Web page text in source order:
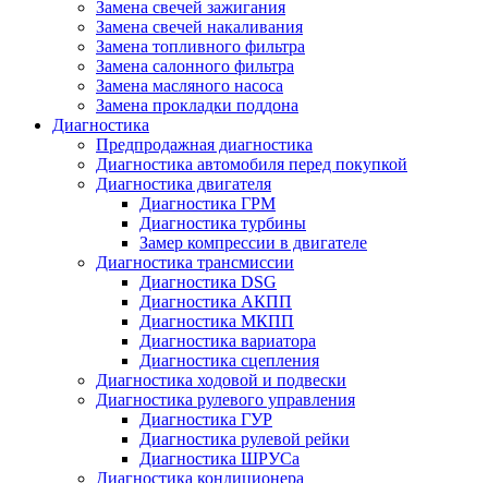
Замена свечей зажигания
Замена свечей накаливания
Замена топливного фильтра
Замена салонного фильтра
Замена масляного насоса
Замена прокладки поддона
Диагностика
Предпродажная диагностика
Диагностика автомобиля перед покупкой
Диагностика двигателя
Диагностика ГРМ
Диагностика турбины
Замер компрессии в двигателе
Диагностика трансмиссии
Диагностика DSG
Диагностика АКПП
Диагностика МКПП
Диагностика вариатора
Диагностика сцепления
Диагностика ходовой и подвески
Диагностика рулевого управления
Диагностика ГУР
Диагностика рулевой рейки
Диагностика ШРУСа
Диагностика кондиционера